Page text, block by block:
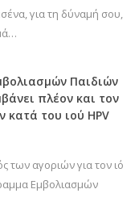
για τη δύναμή σου,
Παιδιών
πλέον και τον
κατά του ιού HPV
των αγοριών για τον ιό
Εμβολιασμών